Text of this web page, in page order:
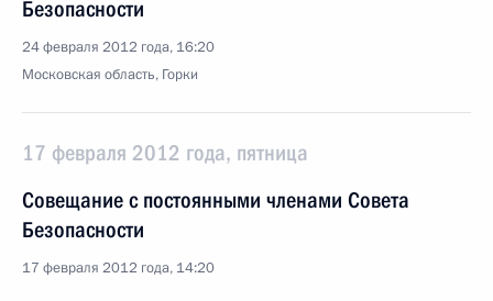
Безопасности
24 февраля 2012 года, 16:20
Московская область, Горки
17 февраля 2012 года, пятница
Совещание с постоянными членами Совета
Безопасности
17 февраля 2012 года, 14:20